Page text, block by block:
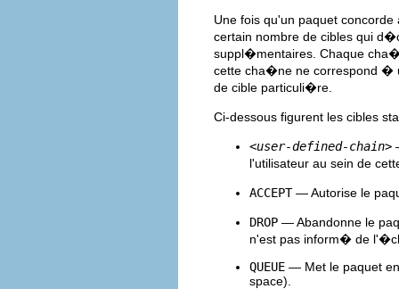
Une fois qu'un paquet
certain nombre de cibles qui
suppl�mentaires. Chaque
cette cha�ne ne correspond �
de cible particuli�re.
Ci-dessous figurent les cibles
<user-defined-chain>
l'utilisateur au sein de
ACCEPT— Autorise le
DROP — Abandonne le
n'est pas inform� de
QUEUE — Met le paquet
space).